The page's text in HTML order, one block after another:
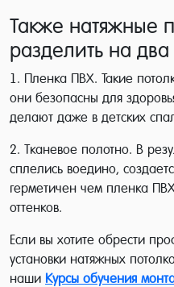
Также натяжные
разделить на
1. Пленка ПВХ. Такие
они безопасны для
делают даже в детских
2. Тканевое полотно. В
сплелись воедино,
герметичен чем пленка
оттенков.
Если вы хотите обрести
установки натяжных
наши Курсы обучения